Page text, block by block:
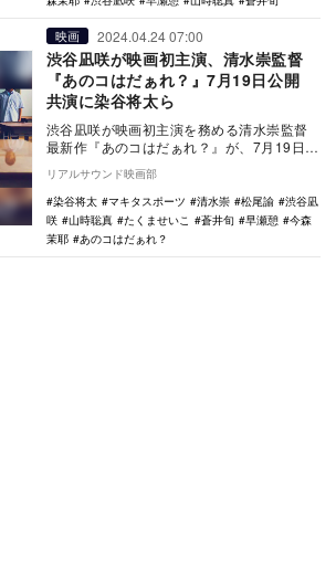
映画 2024.04.24 07:00
渋谷凪咲が映画初主演、清水崇監督
『あのコはだぁれ？』7月19日公開
共演に染谷将太ら
渋谷凪咲が映画初主演を務める清水崇監督
最新作『あのコはだぁれ？』が、7月19日に
公開されることが決定した。 本作は、と
ある夏…
リアルサウンド映画部
染谷将太
マキタスポーツ 清水崇 松尾諭
渋谷凪
咲
山時聡真 たくませいこ 蒼井旬 早瀬憩
今森
茉耶
あのコはだぁれ？